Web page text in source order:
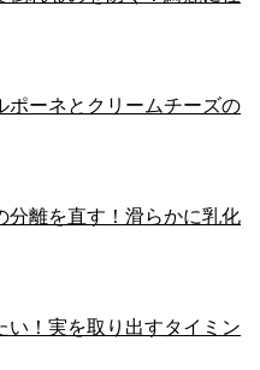
ポーネとクリームチーズの
分離を直す！滑らかに乳化
い！実を取り出すタイミン